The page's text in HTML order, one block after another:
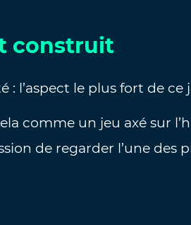
construit
l’aspect le plus fort de ce
comme un jeu axé sur
de regarder l’une des